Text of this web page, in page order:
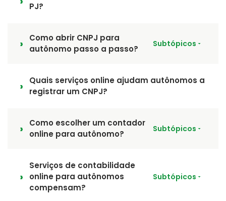
PJ?
Como abrir CNPJ para
autônomo passo a passo?
Subtópicos
Quais serviços online ajudam autônomos a
registrar um CNPJ?
Como escolher um contador
online para autônomo?
Subtópicos
Serviços de contabilidade
online para autônomos
compensam?
Subtópicos